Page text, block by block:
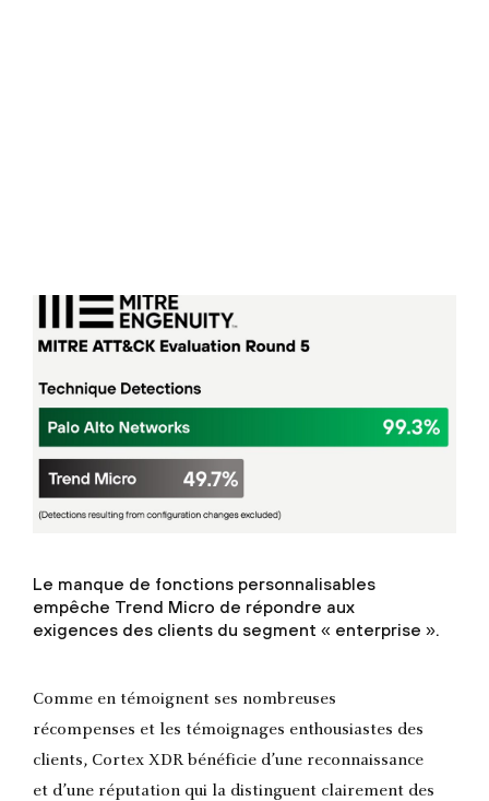
Le manque de fonctions personnalisables
empêche Trend Micro de répondre aux
exigences des clients du segment « enterprise ».
Comme en témoignent ses nombreuses
récompenses et les témoignages enthousiastes des
clients, Cortex XDR bénéficie d’une reconnaissance
et d’une réputation qui la distinguent clairement des